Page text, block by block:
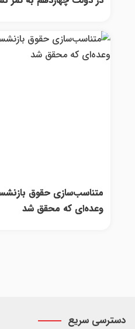
متناسب‌سازی حقوق
وعده‌ای که محقق شد
دسترسی سریع